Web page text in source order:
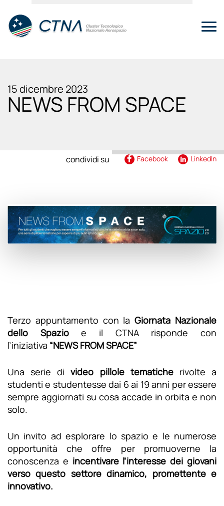
15 dicembre 2023
NEWS FROM SPACE
condividi su Facebook LinkedIn
Terzo appuntamento con laGiornata Nazionale
dello Spazioe il CTNA risponde con
l’iniziativa “NEWS FROM SPACE”
Una serie divideo pillole tematicherivolte a
studenti e studentesse dai 6 ai 19 anni per essere
sempre aggiornati su cosa accade in orbita e non
solo.
Un invito ad esplorare lo spazio e le numerose
opportunità che offre per promuoverne la
conoscenza e incentivare l’interesse dei giovani
verso questo settore dinamico, promettente e
innovativo.